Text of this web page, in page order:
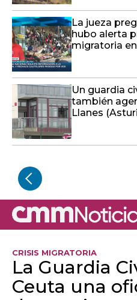
La jueza
hubo alerta
migratoria
Un guardia
también
Llanes
CRISIS MIGRATORIA
La Guardia
Ceuta una